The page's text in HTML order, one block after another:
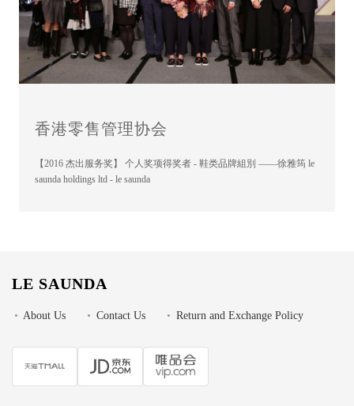
香港零售管理协会
【2016 杰出服务奖】 个人奖项得奖者 - 鞋类品牌組別 ——徐雅筠 le
saunda holdings ltd - le saunda
LE SAUNDA
• About Us • Contact Us • Return and Exchange Policy